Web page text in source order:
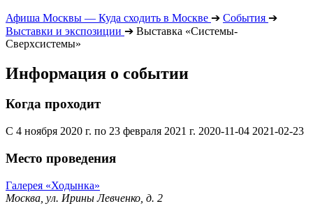
Афиша Москвы — Куда сходить в Москве ➔ События ➔
Выставки и экспозиции ➔ Выставка «Системы-
Сверхсистемы»
Информация о событии
Когда проходит
С 4 ноября 2020 г. по 23 февраля 2021 г. 2020-11-04 2021-02-23
Место проведения
Галерея «Ходынка»
Москва, ул. Ирины Левченко, д. 2